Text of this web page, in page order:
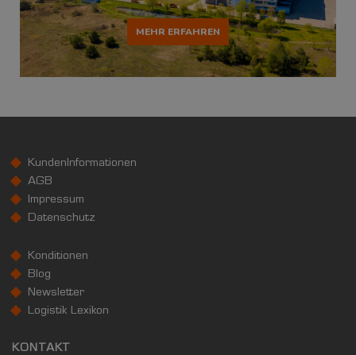
MEHR ERFAHREN
KundenInformationen
AGB
Impressum
Datenschutz
Konditionen
Blog
Newsletter
Logistik Lexikon
KONTAKT